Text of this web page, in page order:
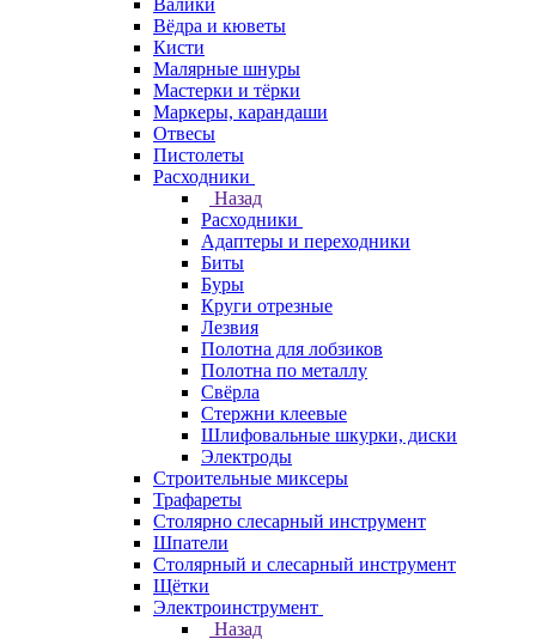
Валики
Вёдра и кюветы
Кисти
Малярные шнуры
Мастерки и тёрки
Маркеры, карандаши
Отвесы
Пистолеты
Расходники
Назад
Расходники
Адаптеры и переходники
Биты
Буры
Круги отрезные
Лезвия
Полотна для лобзиков
Полотна по металлу
Свёрла
Стержни клеевые
Шлифовальные шкурки, диски
Электроды
Строительные миксеры
Трафареты
Столярно слесарный инструмент
Шпатели
Столярный и слесарный инструмент
Щётки
Электроинструмент
Назад